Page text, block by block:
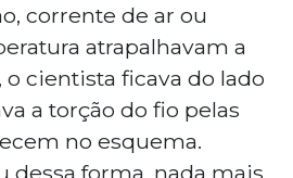
corrente de ar ou
atrapalhavam a
o cientista ficava do lado
a torção do fio pelas
no esquema.
dessa forma, nada mais